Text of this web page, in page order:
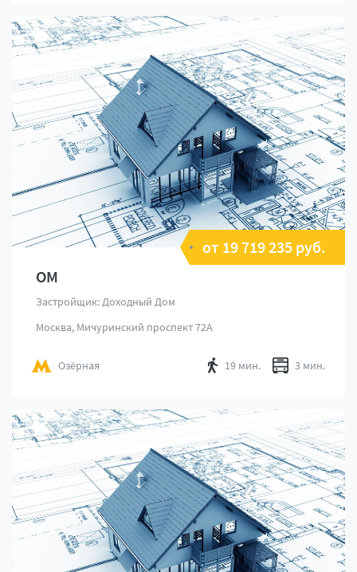
от 19 719 235 руб.
ОМ
Застройщик: Доходный Дом
Москва, Мичуринский проспект 72А
Озёрная 19 мин. 3 мин.